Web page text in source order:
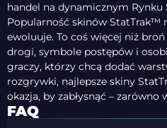
handel na dynamicznym Rynku
Popularność skinów StatTrak™
ewoluuje. To coś więcej niż
drogi, symbole postępów i
graczy, którzy chcą dodać
rozgrywki, najlepsze skiny
okazja, by zabłysnąć –
FAQ